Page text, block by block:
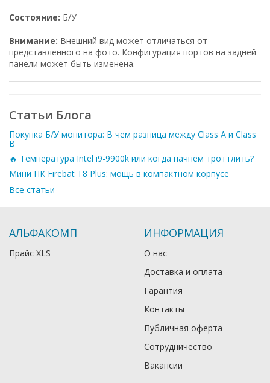
Состояние: Б/У
Внимание: Внешний вид может отличаться от
представленного на фото. Конфигурация портов на задней
панели может быть изменена.
Статьи Блога
Покупка Б/У монитора: В чем разница между Class A и Class
B
🔥 Температура Intel i9-9900k или когда начнем троттлить?
Мини ПК Firebat T8 Plus: мощь в компактном корпусе
Все статьи
АЛЬФАКОМП
Прайс XLS
ИНФОРМАЦИЯ
О нас
Доставка и оплата
Гарантия
Контакты
Публичная оферта
Сотрудничество
Вакансии